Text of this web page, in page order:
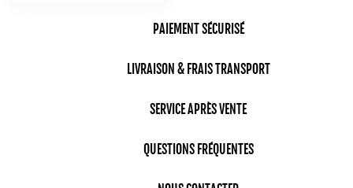
PAIEMENT SÉCURISÉ
LIVRAISON & FRAIS TRANSPORT
SERVICE APRÈS VENTE
QUESTIONS FRÉQUENTES